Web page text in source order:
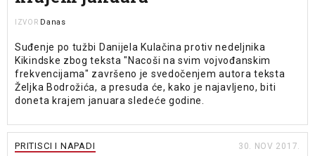
IZVOR Danas
Suđenje po tužbi Danijela Kulačina protiv nedeljnika
Kikindske zbog teksta "Nacoši na svim vojvođanskim
frekvencijama" završeno je svedočenjem autora teksta
Željka Bodrožića, a presuda će, kako je najavljeno, biti
doneta krajem januara sledeće godine.
PRITISCI I NAPADI 30. NOV 2017.